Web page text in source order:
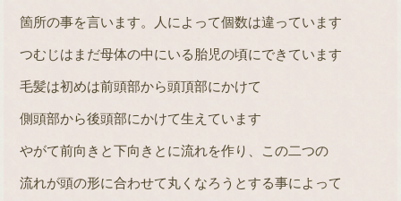
箇所の事を言います。人によって個数は違っています
つむじはまだ母体の中にいる胎児の頃にできています
毛髪は初めは前頭部から頭頂部にかけて
側頭部から後頭部にかけて生えています
やがて前向きと下向きとに流れを作り、この二つの
流れが頭の形に合わせて丸くなろうとする事によって